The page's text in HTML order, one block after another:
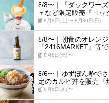
8/8〜｜「ダックワー
ェなど限定販売『ヨッ
8月8日(土) 〜 8月30日(日)
8/8〜｜朝食のオレン
『2416MARKET』等
8月8日(土) 〜
8/6〜｜ゆずぽん酢で
定のカルビ丼を販売『
8月6日(木) 〜